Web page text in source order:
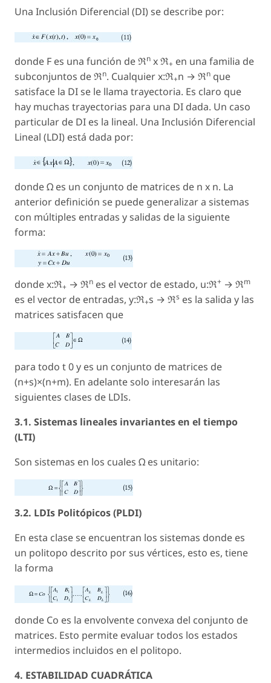
Una Inclusión Diferencial (DI) se describe por:
donde F es una función de ℜn x ℜ+ en una familia de
subconjuntos de ℜn. Cualquier x:ℜ+n → ℜn que
satisface la DI se le llama trayectoria. Es claro que
hay muchas trayectorias para una DI dada. Un caso
particular de DI es la lineal. Una Inclusión Diferencial
Lineal (LDI) está dada por:
donde Ω es un conjunto de matrices de n x n. La
anterior definición se puede generalizar a sistemas
con múltiples entradas y salidas de la siguiente
forma:
donde x:ℜ+ → ℜn es el vector de estado, u:ℜ+ → ℜm
es el vector de entradas, y:ℜ+s → ℜs es la salida y las
matrices satisfacen que
para todo t 0 y es un conjunto de matrices de
(n+s)×(n+m). En adelante solo interesarán las
siguientes clases de LDIs.
3.1. Sistemas lineales invariantes en el tiempo
(LTI)
Son sistemas en los cuales Ω es unitario:
3.2. LDIs Politópicos (PLDI)
En esta clase se encuentran los sistemas donde es
un politopo descrito por sus vértices, esto es, tiene
la forma
donde Co es la envolvente convexa del conjunto de
matrices. Esto permite evaluar todos los estados
intermedios incluidos en el politopo.
4. ESTABILIDAD CUADRÁTICA